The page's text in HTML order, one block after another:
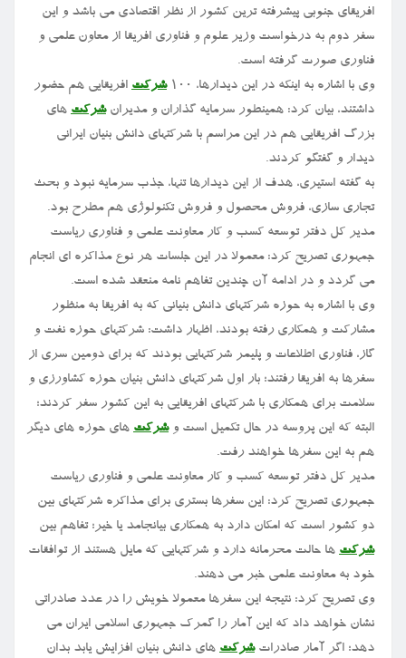
افریقای جنوبی پیشرفته ترین کشور از نظر اقتصادی می باشد و این
سفر دوم به درخواست وزیر علوم و فناوری افریقا از معاون علمی و
فناوری صورت گرفته است.
وی با اشاره به اینکه در این دیدارها، ۱۰۰
شرکت افریقایی هم حضور
داشتند، بیان کرد: همینطور سرمایه گذاران و مدیرانشرکت های
بزرگ افریقایی هم در این مراسم با شرکتهای دانش بنیان ایرانی
دیدار و گفتگو کردند.
به گفته استیری، هدف از این دیدارها تنها، جذب سرمایه نبود و بحث
تجاری سازی، فروش محصول و فروش تکنولوژی هم مطرح بود.
مدیر کل دفتر توسعه کسب و کار معاونت علمی و فناوری ریاست
جمهوری تصریح کرد: معمولا در این جلسات هر نوع مذاکره ای انجام
می گردد و در ادامه آن چندین تفاهم نامه منعقد شده است.
وی با اشاره به حوزه شرکتهای دانش بنیانی که به افریقا به منظور
مشارکت و همکاری رفته بودند، اظهار داشت: شرکتهای حوزه نفت و
گاز، فناوری اطلاعات و پلیمر شرکتهایی بودند که برای دومین سری از
سفرها به افریقا رفتند؛ بار اول شرکتهای دانش بنیان حوزه کشاورزی و
سلامت برای همکاری با شرکتهای افریقایی به این کشور سفر کردند؛
البته که این پروسه در حال تکمیل است وشرکت های حوزه های دیگر
هم به این سفرها خواهند رفت.
مدیر کل دفتر توسعه کسب و کار معاونت علمی و فناوری ریاست
جمهوری تصریح کرد: این سفرها بستری برای مذاکره شرکتهای بین
دو کشور است که امکان دارد به همکاری بیانجامد یا خیر؛ تفاهم بین
شرکت ها حالت محرمانه دارد و شرکتهایی که مایل هستند از توافقات
خود به معاونت علمی خبر می دهند.
وی تصریح کرد: نتیجه این سفرها معمولا خویش را در عدد صادراتی
نشان خواهد داد که این آمار را گمرک جمهوری اسلامی ایران می
دهد؛ اگر آمار صادراتشرکت های دانش بنیان افزایش یابد بدان